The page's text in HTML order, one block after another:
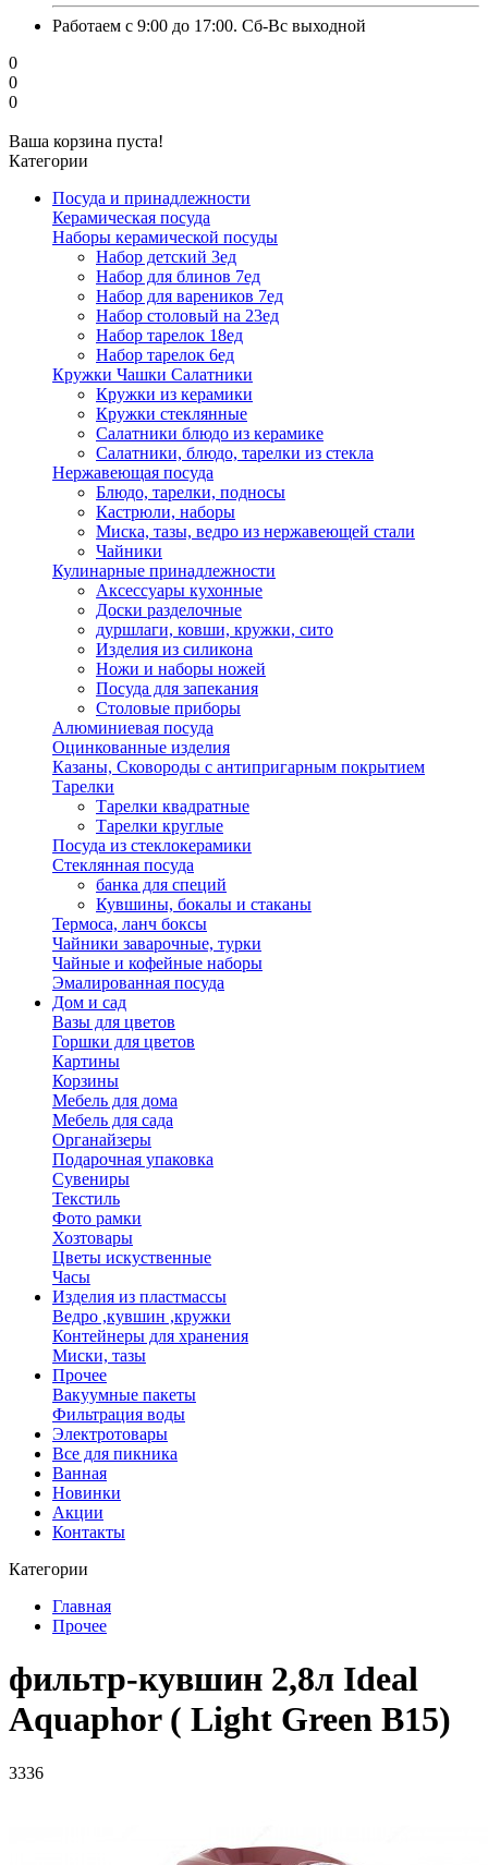
Работаем с 9:00 до 17:00. Сб-Вс выходной
0
0
0
Ваша корзина пуста!
Категории
Посуда и принадлежности
Керамическая посуда
Наборы керамической посуды
Набор детский 3ед
Набор для блинов 7ед
Набор для вареников 7ед
Набор столовый на 23ед
Набор тарелок 18ед
Набор тарелок 6ед
Кружки Чашки Салатники
Кружки из керамики
Кружки стеклянные
Салатники блюдо из керамике
Салатники, блюдо, тарелки из стекла
Нержавеющая посуда
Блюдо, тарелки, подносы
Кастрюли, наборы
Миска, тазы, ведро из нержавеющей стали
Чайники
Кулинарные принадлежности
Аксессуары кухонные
Доски разделочные
дуршлаги, ковши, кружки, сито
Изделия из силикона
Ножи и наборы ножей
Посуда для запекания
Столовые приборы
Алюминиевая посуда
Оцинкованные изделия
Казаны, Сковороды с антипригарным покрытием
Тарелки
Тарелки квадратные
Тарелки круглые
Посуда из стеклокерамики
Стеклянная посуда
банка для специй
Кувшины, бокалы и стаканы
Термоса, ланч боксы
Чайники заварочные, турки
Чайные и кофейные наборы
Эмалированная посуда
Дом и сад
Вазы для цветов
Горшки для цветов
Картины
Корзины
Мебель для дома
Мебель для сада
Органайзеры
Подарочная упаковка
Сувениры
Текстиль
Фото рамки
Хозтовары
Цветы искуственные
Часы
Изделия из пластмассы
Ведро ,кувшин ,кружки
Контейнеры для хранения
Миски, тазы
Прочее
Вакуумные пакеты
Фильтрация воды
Электротовары
Все для пикника
Ванная
Новинки
Акции
Контакты
Категории
Главная
Прочее
фильтр-кувшин 2,8л Ideal
Aquaphor ( Light Green B15)
3336